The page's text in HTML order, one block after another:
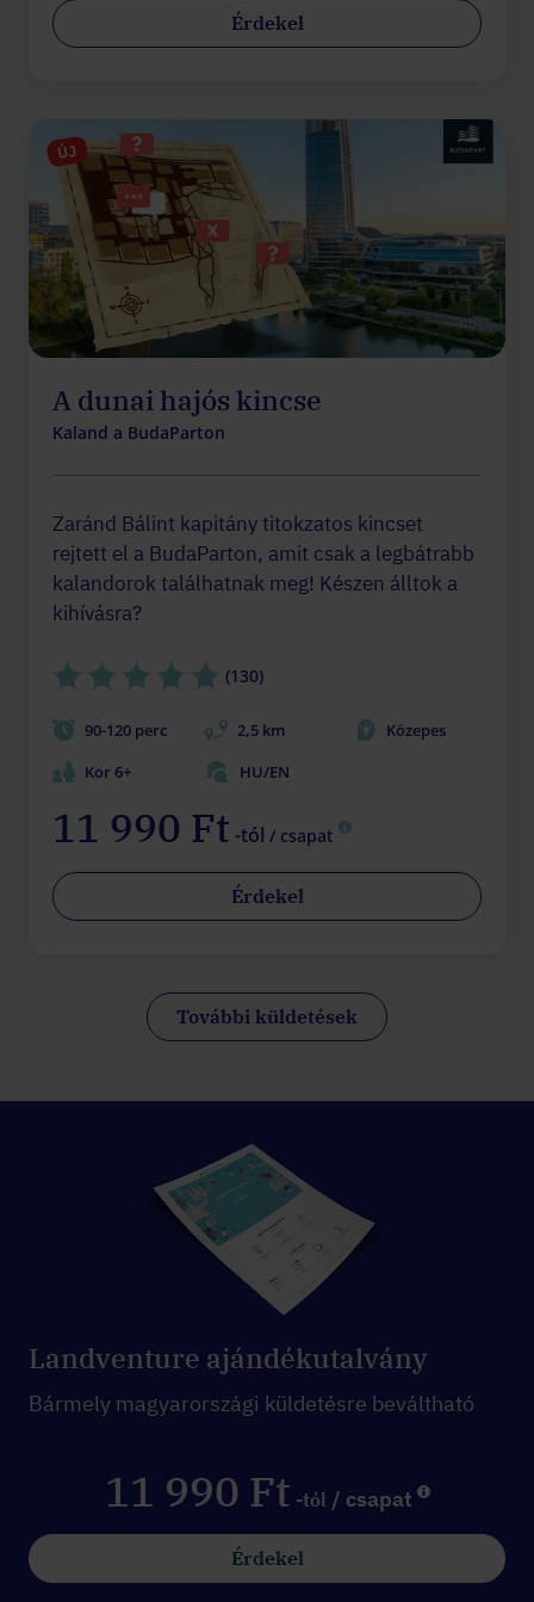
Érdekel
ÚJ
A dunai hajós kincse
Kaland a BudaParton
Zaránd Bálint kapitány titokzatos kincset
rejtett el a BudaParton, amit csak a legbátrabb
kalandorok találhatnak meg! Készen álltok a
kihívásra?
(130)
90-120 perc 2,5 km
Közepes
Kor 6+
HU/EN
11 990 Ft -tól / csapat
Érdekel
További küldetések
Landventure ajándékutalvány
Bármely magyarországi küldetésre beváltható
11 990 Ft -tól / csapat
Érdekel